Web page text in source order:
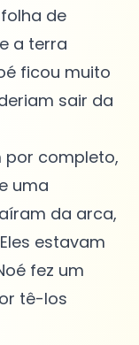
de
a terra
ficou muito
sair da
por completo,
uma
da arca,
estavam
fez um
tê-los